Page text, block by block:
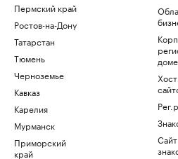
Пермский край
Ростов-на-Дону
Татарстан
Тюмень
Черноземье
Кавказ
Карелия
Мурманск
Приморский
край
Сайт